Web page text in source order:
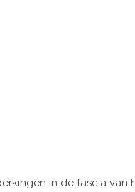
in de fascia